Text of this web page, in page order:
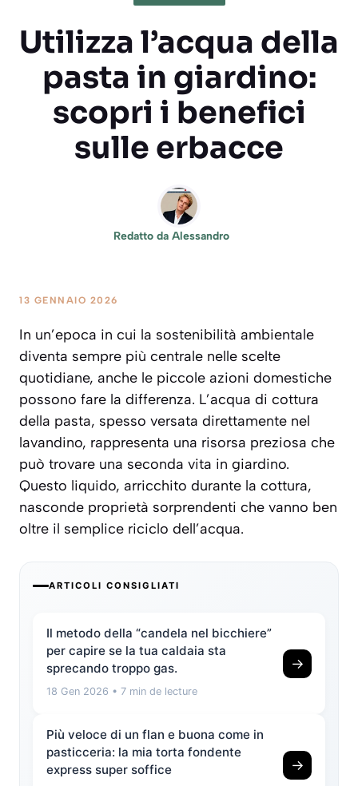
Utilizza l’acqua della
pasta in giardino:
scopri i benefici
sulle erbacce
Redatto da Alessandro
13 GENNAIO 2026
In un’epoca in cui la sostenibilità ambientale
diventa sempre più centrale nelle scelte
quotidiane, anche le piccole azioni domestiche
possono fare la differenza. L’acqua di cottura
della pasta, spesso versata direttamente nel
lavandino, rappresenta una risorsa preziosa che
può trovare una seconda vita in giardino.
Questo liquido, arricchito durante la cottura,
nasconde proprietà sorprendenti che vanno ben
oltre il semplice riciclo dell’acqua.
ARTICOLI CONSIGLIATI
Il metodo della “candela nel bicchiere”
per capire se la tua caldaia sta
sprecando troppo gas.
18 Gen 2026 • 7 min de lecture
→
Più veloce di un flan e buona come in
pasticceria: la mia torta fondente
express super soffice
→